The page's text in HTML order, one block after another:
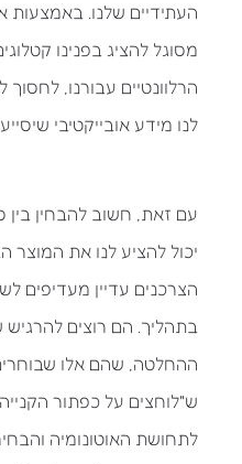
העתידיים שלנו. באמצעות
מסוגל להציג בפנינו
הרלוונטיים עבורנו,
לנו מידע אובייקטיבי
יכול להציע לנו את המוצר
הצרכנים עדיין מעדיפים
בתהליך. הם רוצים
ההחלטה, שהם אלו
ש"לוחצים על כפתור
לתחושת האוטונומיה